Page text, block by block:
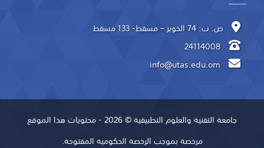
ص. ب: 74 الخوير – مسقط- 133 مسقط
24114008
جامعة التقنية والعلوم التطبيقية © 2026 - محتويات هذا الموقع
مرخصة بموجب الرخصة الحكومية المفتوحة.